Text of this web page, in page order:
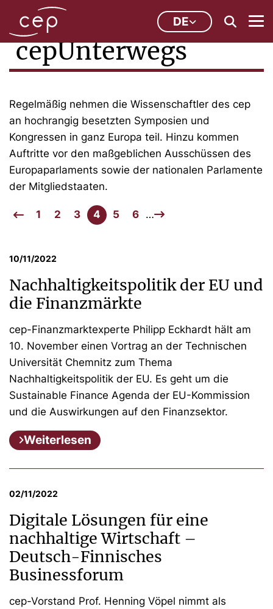
DE
cepUnterwegs
Regelmäßig nehmen die Wissenschaftler des cep
an hochrangig besetzten Symposien und
Kongressen in ganz Europa teil. Hinzu kommen
Auftritte vor den maßgeblichen Ausschüssen des
Europaparlaments sowie der nationalen Parlamente
der Mitgliedstaaten.
1 2 3 4 5 6 …
10/11/2022
Nachhaltigkeitspolitik der EU und
die Finanzmärkte
cep-Finanzmarktexperte Philipp Eckhardt hält am
10. November einen Vortrag an der Technischen
Universität Chemnitz zum Thema
Nachhaltigkeitspolitik der EU. Es geht um die
Sustainable Finance Agenda der EU-Kommission
und die Auswirkungen auf den Finanzsektor.
Weiterlesen
02/11/2022
Digitale Lösungen für eine
nachhaltige Wirtschaft –
Deutsch-Finnisches
Businessforum
cep-Vorstand Prof. Henning Vöpel nimmt als